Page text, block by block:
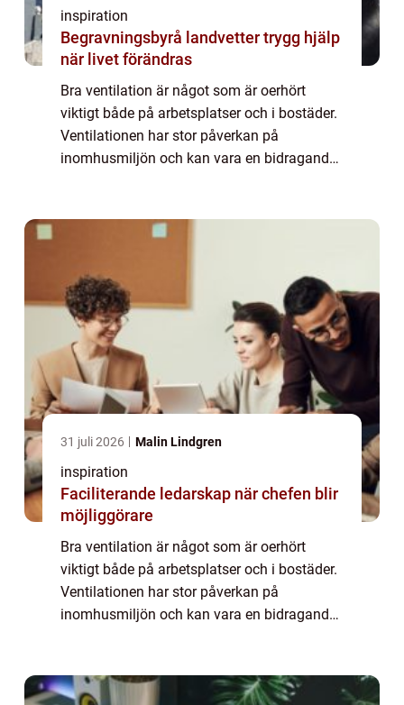
inspiration
Begravningsbyrå landvetter trygg hjälp
när livet förändras
Bra ventilation är något som är oerhört
viktigt både på arbetsplatser och i bostäder.
Ventilationen har stor påverkan på
inomhusmiljön och kan vara en bidragande
31 juli 2026 Malin Lindgren
inspiration
Faciliterande ledarskap när chefen blir
möjliggörare
Bra ventilation är något som är oerhört
viktigt både på arbetsplatser och i bostäder.
Ventilationen har stor påverkan på
inomhusmiljön och kan vara en bidragande
kan ocks...